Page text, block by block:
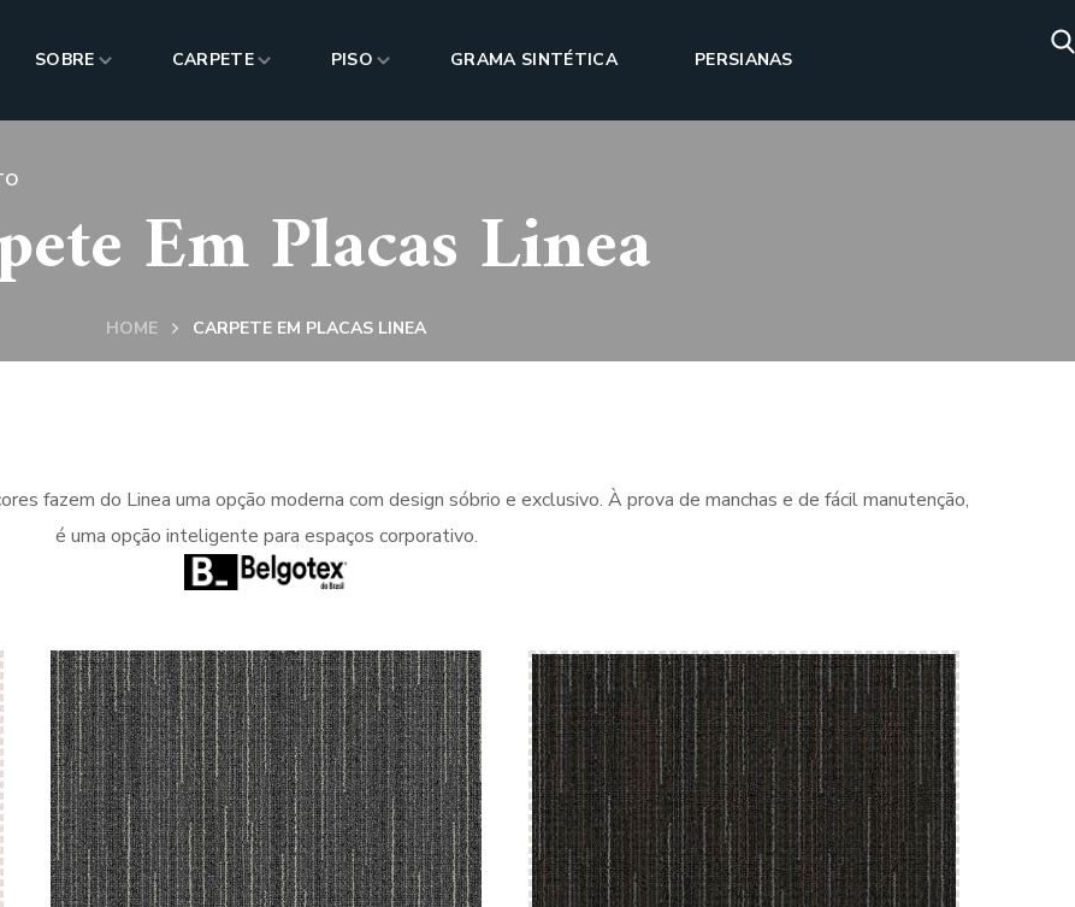
SOBRE CARPETE PISO GRAMA SINTÉTICA PERSIANAS
Em Placas Linea
HOME CARPETE EM PLACAS LINEA
fazem do Linea uma opção moderna com design sóbrio e exclusivo. À prova de manchas e de fácil manutenção,
é uma opção inteligente para espaços corporativo.